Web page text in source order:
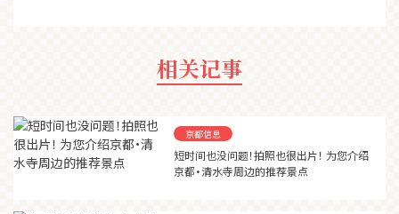
相关记事
京都信息
短时间也没问题！拍照也很出片！ 为您介绍
京都·清水寺周边的推荐景点